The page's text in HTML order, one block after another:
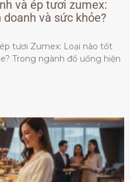
và ép tươi zumex:
và sức khỏe?
tươi Zumex: Loại nào tốt
Trong ngành đồ uống hiện